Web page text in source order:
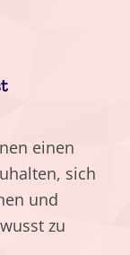
einen
sich
und
zu